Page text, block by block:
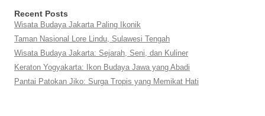
Recent Posts
Wisata Budaya Jakarta Paling Ikonik
Taman Nasional Lore Lindu, Sulawesi Tengah
Wisata Budaya Jakarta: Sejarah, Seni, dan Kuliner
Keraton Yogyakarta: Ikon Budaya Jawa yang Abadi
Pantai Patokan Jiko: Surga Tropis yang Memikat Hati